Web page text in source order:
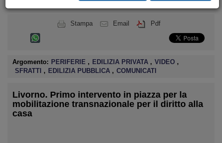
Stampa Email Pdf
Argomento: PERIFERIE , EDILIZIA PRIVATA , VIDEO ,
SFRATTI , EDILIZIA PUBBLICA , COMUNICATI
Livorno. Primo intervento in piazza per la
mobilitazione transnazionale per il diritto alla
casa